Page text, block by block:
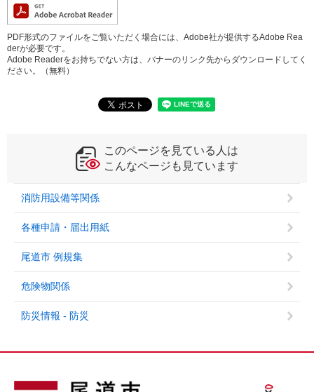
PDF形式のファイルをご覧いただく場合には、Adobe社が提供するAdobe Rea
derが必要です。
Adobe Readerをお持ちでない方は、バナーのリンク先からダウンロードしてく
ださい。（無料）
このページを見ている人は
こんなページも見ています
消防用設備等関係
各種申請・届出用紙
尾道市 例規集
危険物関係
防災情報 - 防災